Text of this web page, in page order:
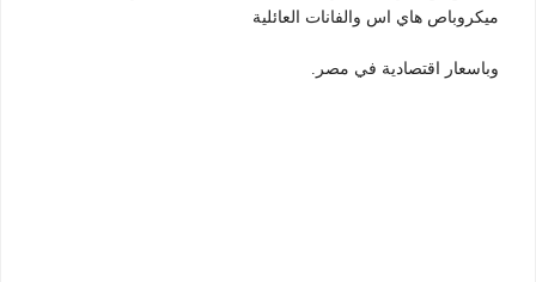
ميكروباص هاي اس والفانات العائلية
وباسعار اقتصادية في مصر.